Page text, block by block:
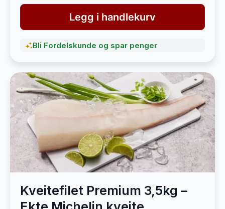
Legg i handlekurv
Bli Fordelskunde og spar penger
Kveitefilet Premium 3,5kg –